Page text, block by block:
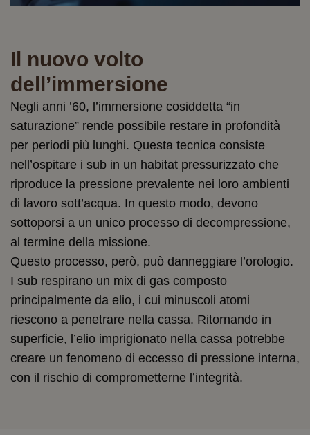
Il nuovo volto
dell’immersione
Negli anni ’60, l’immersione cosiddetta “in
saturazione” rende possibile restare in profondità
per periodi più lunghi. Questa tecnica consiste
nell’ospitare i sub in un habitat pressurizzato che
riproduce la pressione prevalente nei loro ambienti
di lavoro sott’acqua. In questo modo, devono
sottoporsi a un unico processo di decompressione,
al termine della missione.
Questo processo, però, può danneggiare l’orologio.
I sub respirano un mix di gas composto
principalmente da elio, i cui minuscoli atomi
riescono a penetrare nella cassa. Ritornando in
superficie, l’elio imprigionato nella cassa potrebbe
creare un fenomeno di eccesso di pressione interna,
con il rischio di comprometterne l’integrità.